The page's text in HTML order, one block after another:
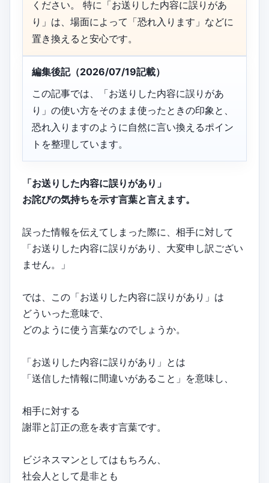
ください。 特に「お送りした内容に誤りがあ
り」は、場面によって「恐れ入ります」などに
置き換えると安心です。
編集後記（2026/07/19記載）
この記事では、「お送りした内容に誤りがあ
り」の使い方をそのまま使ったときの印象と、
恐れ入りますのように自然に言い換えるポイン
トを整理しています。
「お送りした内容に誤りがあり」
お詫びの気持ちを示す言葉と言えます。
誤った情報を伝えてしまった際に、相手に対して
「お送りした内容に誤りがあり、大変申し訳ござい
ません。」
では、この「お送りした内容に誤りがあり」は
どういった意味で、
どのように使う言葉なのでしょうか。
「お送りした内容に誤りがあり」とは
「送信した情報に間違いがあること」を意味し、
相手に対する
謝罪と訂正の意を表す言葉です。
ビジネスマンとしてはもちろん、
社会人として是非とも